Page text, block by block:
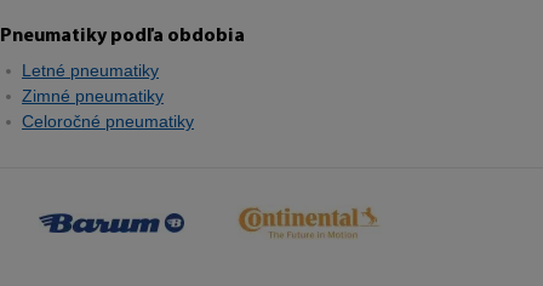
Pneumatiky podľa obdobia
Letné pneumatiky
Zimné pneumatiky
Celoročné pneumatiky